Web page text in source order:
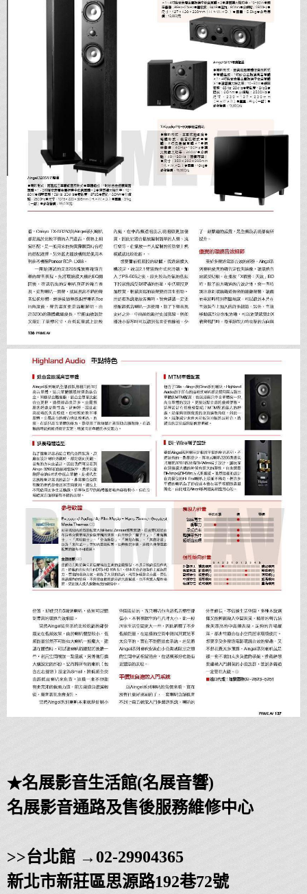
★名展影音生活館(名展音響)
名展影音通路及售後服務維修中心
>>台北館 →02-29904365
新北市新莊區思源路192巷72號